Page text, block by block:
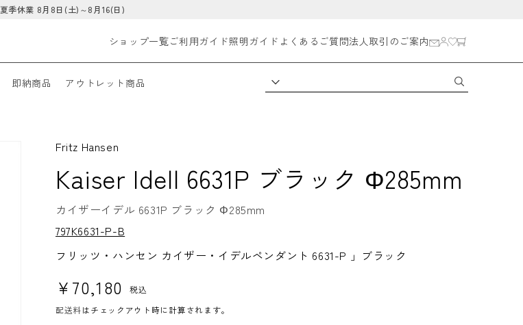
夏季休業 8月8日(土)～8月16(日)
ショップ一覧ご利用ガイド照明ガイド よくあるご質問法人取引のご案内
即納商品 アウトレット商品
Fritz Hansen
Kaiser Idell 6631P ブラック Φ285mm
カイザーイデル 6631P ブラック Φ285mm
S
K
U:
797K6631-P-B
フリッツ・ハンセン カイザー・イデルペンダント 6631-P 」ブラック
通常価格
¥70,180
税込
配送料はチェックアウト時に計算されます。